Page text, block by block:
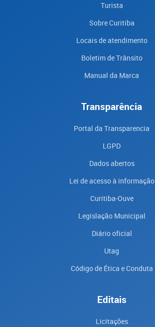
Turista
Sobre Curitiba
Locais de atendimento
Boletim de Trânsito
Manual da Marca
Transparência
Portal da Transparencia
LGPD
Dados abertos
Lei de acesso à informação
Curitiba-Ouve
Legislação Municipal
Diário oficial
Utag
Código de Ética e Conduta
Editais
Licitações